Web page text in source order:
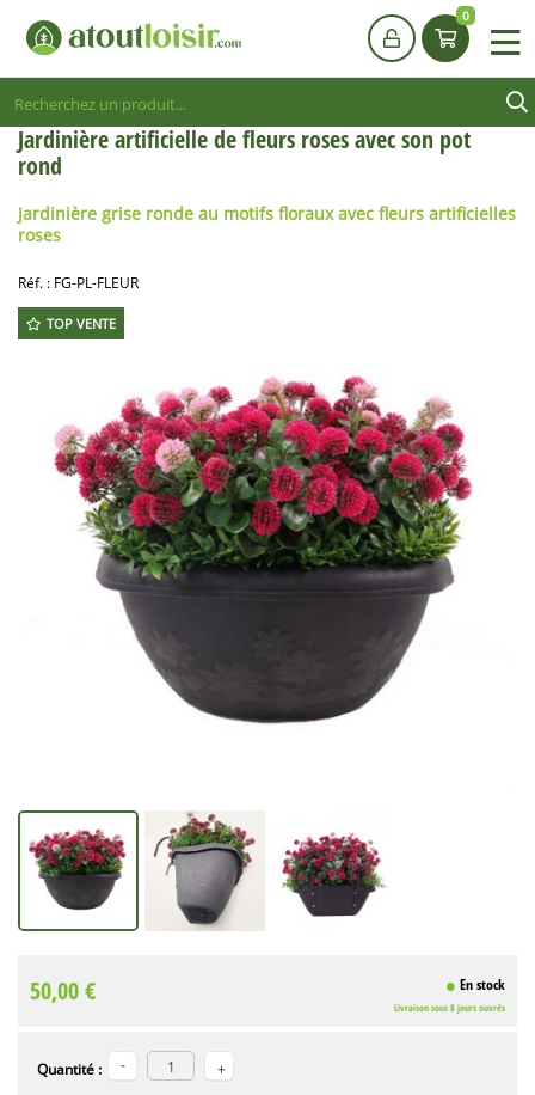
Jardinière artificielle de fleurs roses avec son pot
rond
Jardinière grise ronde au motifs floraux avec fleurs artificielles
roses
Réf. : FG-PL-FLEUR
TOP VENTE
50,00 € En stock
Livraison sous 8 jours ouvrés
Quantité :
0